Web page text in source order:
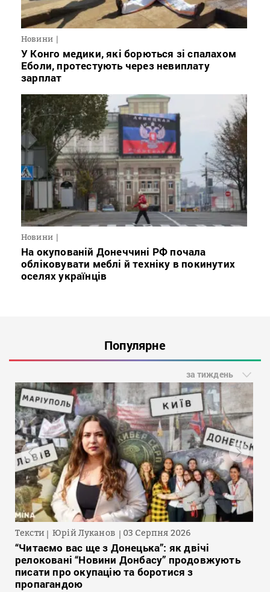
Новини
У Конго медики, які борються зі спалахом
Еболи, протестують через невиплату
зарплат
Новини
На окупованій Донеччині РФ почала
обліковувати меблі й техніку в покинутих
оселях українців
Популярне
за тиждень
Тексти Юрій Луканов 03 Серпня 2026
“Читаємо вас ще з Донецька”: як двічі
релоковані “Новини Донбасу” продовжують
писати про окупацію та боротися з
пропагандою